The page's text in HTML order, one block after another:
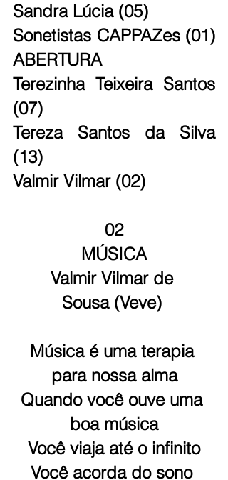
Sandra Lúcia (05)
Sonetistas CAPPAZes (01)
ABERTURA
Terezinha Teixeira Santos
(07)
Tereza Santos da Silva
(13)
Valmir Vilmar (02)
02
MÚSICA
Valmir Vilmar de
Sousa (Veve)
Música é uma terapia
para nossa alma
Quando você ouve uma
boa música
Você viaja até o infinito
Você acorda do sono